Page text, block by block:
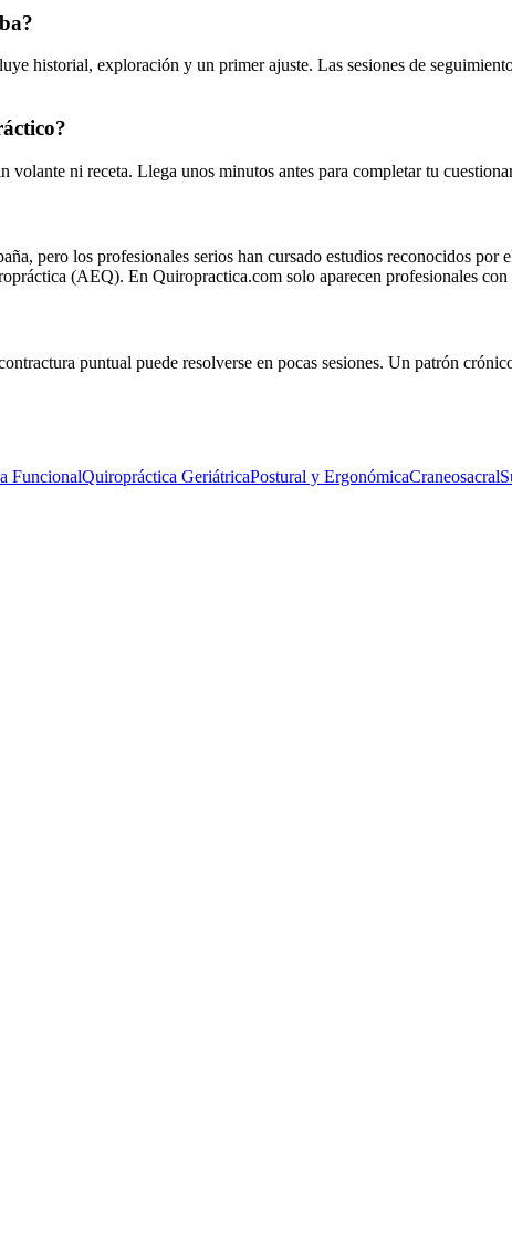
historial, exploración y un primer ajuste. Las sesiones de
ni receta. Llega unos minutos antes para completar tu
pero los profesionales serios han cursado estudios reconocidos
(AEQ). En Quiropractica.com solo aparecen profesionales
puntual puede resolverse en pocas sesiones. Un patrón
FuncionalQuiropráctica GeriátricaPostural y ErgonómicaCraneosacral